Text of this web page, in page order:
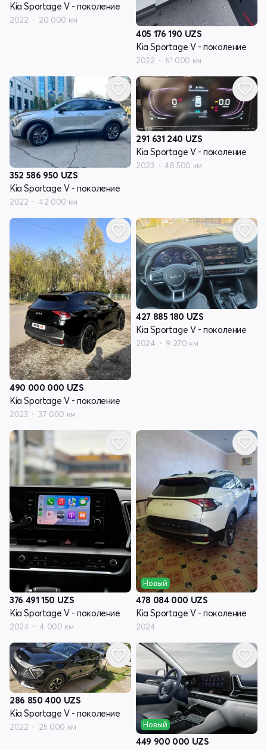
Kia Sportage V - поколение
2022 20 000 км
405 176 190 UZS
Kia Sportage V - поколение
2022 61 000 км
352 586 950 UZS
Kia Sportage V - поколение
2022 42 000 км
291 631 240 UZS
Kia Sportage V - поколение
2023 48 500 км
490 000 000 UZS
Kia Sportage V - поколение
2023 37 000 км
427 885 180 UZS
Kia Sportage V - поколение
2024 9 270 км
376 491 150 UZS
Kia Sportage V - поколение
2024 4 000 км
Новый
478 084 000 UZS
Kia Sportage V - поколение
2024
286 850 400 UZS
Kia Sportage V - поколение
2022 25 000 км Новый
449 900 000 UZS